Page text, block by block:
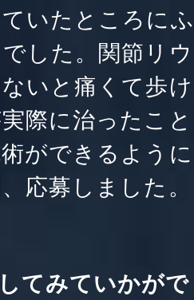
いたところに
した。関節リ
いと痛くて歩
際に治ったこ
ができるよう
応募しました。
てみていかが